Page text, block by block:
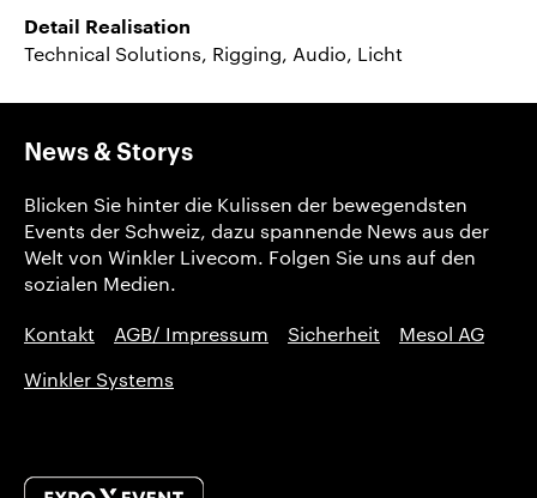
Detail Realisation
Technical Solutions, Rigging, Audio, Licht
News & Storys
Blicken Sie hinter die Kulissen der bewegendsten
Events der Schweiz, dazu spannende News aus der
Welt von Winkler Livecom. Folgen Sie uns auf den
sozialen Medien.
Kontakt AGB/ Impressum Sicherheit
Mesol AG
Winkler Systems